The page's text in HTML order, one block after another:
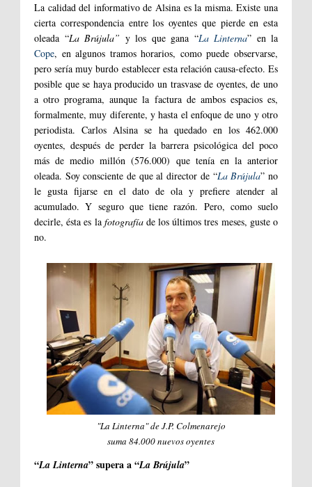
La calidad del informativo de Alsina es la misma. Existe una
cierta correspondencia entre los oyentes que pierde en esta
oleada “La Brújula” y los que gana “La Linterna” en la
Cope, en algunos tramos horarios, como puede observarse,
pero sería muy burdo establecer esta relación causa-efecto. Es
posible que se haya producido un trasvase de oyentes, de uno
a otro programa, aunque la factura de ambos espacios es,
formalmente, muy diferente, y hasta el enfoque de uno y otro
periodista. Carlos Alsina se ha quedado en los 462.000
oyentes, después de perder la barrera psicológica del poco
más de medio millón (576.000) que tenía en la anterior
oleada. Soy consciente de que al director de “La Brújula” no
le gusta fijarse en el dato de ola y prefiere atender al
acumulado. Y seguro que tiene razón. Pero, como suelo
decirle, ésta es la fotografíade los últimos tres meses, guste o
no.
"La Linterna" de J.P. Colmenarejo
suma 84.000 nuevos oyentes
“La Linterna” supera a “La Brújula”